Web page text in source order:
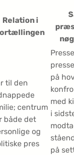
Relation i
til den
centrum
både det
og
pres
på
med
i
på